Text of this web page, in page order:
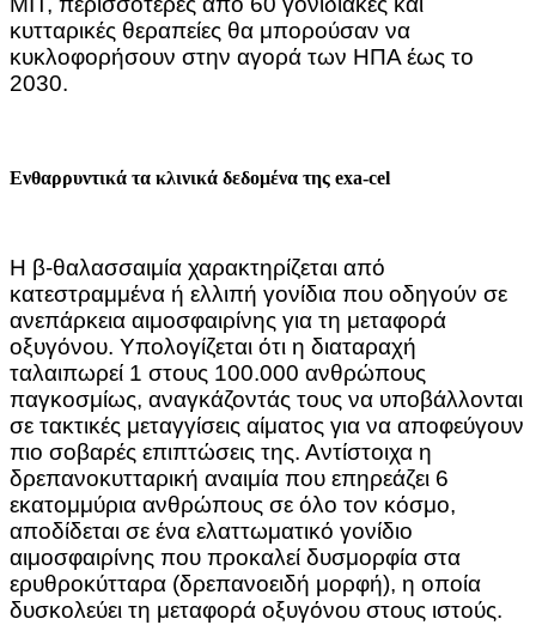
κυτταρικές θεραπείες θα μπορούσαν να
κυκλοφορήσουν στην αγορά των ΗΠΑ έως το
2030.
Ενθαρρυντικά τα κλινικά δεδομένα της exa-cel
Η β-θαλασσαιμία χαρακτηρίζεται από
κατεστραμμένα ή ελλιπή γονίδια που οδηγούν σε
ανεπάρκεια αιμοσφαιρίνης για τη μεταφορά
οξυγόνου. Υπολογίζεται ότι η διαταραχή
ταλαιπωρεί 1 στους 100.000 ανθρώπους
παγκοσμίως, αναγκάζοντάς τους να υποβάλλονται
σε τακτικές μεταγγίσεις αίματος για να αποφεύγουν
πιο σοβαρές επιπτώσεις της. Αντίστοιχα η
δρεπανοκυτταρική αναιμία που επηρεάζει 6
εκατομμύρια ανθρώπους σε όλο τον κόσμο,
αποδίδεται σε ένα ελαττωματικό γονίδιο
αιμοσφαιρίνης που προκαλεί δυσμορφία στα
ερυθροκύτταρα (δρεπανοειδή μορφή), η οποία
δυσκολεύει τη μεταφορά οξυγόνου στους ιστούς.